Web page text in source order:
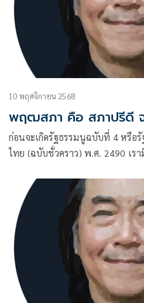
10 พฤศจิกายน 2568
พฤฒสภา คือ สภาปรีดี
ก่อนจะเกิดรัฐธรรมนูฉบับที่ 4 หรือ
ไทย (ฉบับชั่วคราว) พ.ศ. 2490 เรามีรัฐธรรมนูญฉบับที่ 2 คือ